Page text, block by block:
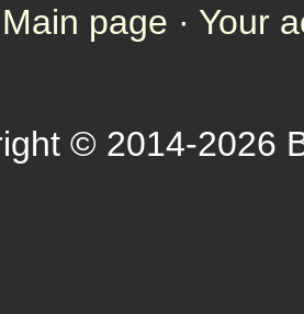
Main page · Your
© 2014-2026